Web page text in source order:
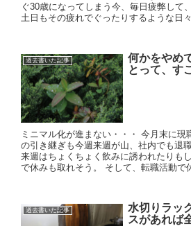
ぐ30歳になってしまう今、毎日疲弊して
土日もその疲れでぐったりするような日
過去書いた記事
何かをやめ
とって、す
ミニマル化が進まない・・・ 今月末に現
の引き継ぎも今週来週が山、社内でも退
来週はちょくちょく飲みに誘われたりも
で休みも取れそう。 そして、転職活動で
過去書いた記事
水切りラッ
スがあれば